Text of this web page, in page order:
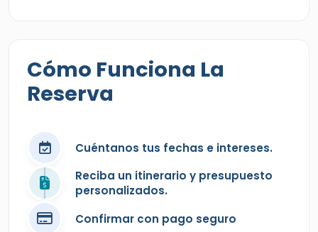
Cómo Funciona La
Reserva
Cuéntanos tus fechas e intereses.
Reciba un itinerario y presupuesto
personalizados.
Confirmar con pago seguro